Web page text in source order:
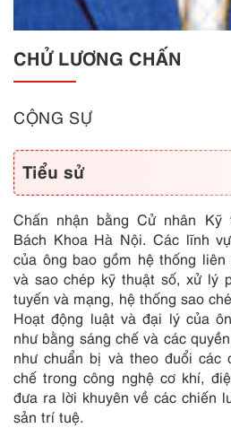
CHỬ LƯƠNG CHẤN
CỘNG SỰ
Tiểu sử
Chấn nhận bằng Cử nhân
Bách Khoa Hà Nội. Các lĩnh
của ông bao gồm hệ thống
và sao chép kỹ thuật số, xử lý
tuyến và mạng, hệ thống sao
Hoạt động luật và đại lý của
như bằng sáng chế và các
như chuẩn bị và theo đuổi các
chế trong công nghệ cơ khí,
đưa ra lời khuyên về các chiến
sản trí tuệ.